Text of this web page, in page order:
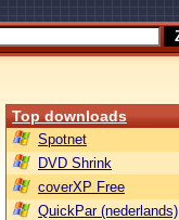
Top downloads
Spotnet
DVD Shrink
coverXP Free
QuickPar (nederlands)